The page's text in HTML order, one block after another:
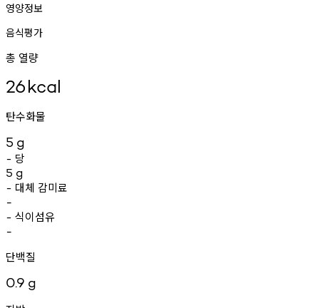
영양정보
음식평가
총 열량
26kcal
탄수화물
5 g
- 당
5 g
- 대체 감미료
-
- 식이섬유
-
단백질
0.9 g